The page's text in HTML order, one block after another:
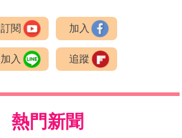
訂閱 加入
加入 追蹤
熱門新聞